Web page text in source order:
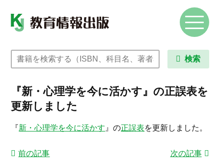
検索
『新・心理学を今に活かす』の正誤表を
更新しました
『新・心理学を今に活かす 』の正誤表を更新しました。
前の記事 次の記事